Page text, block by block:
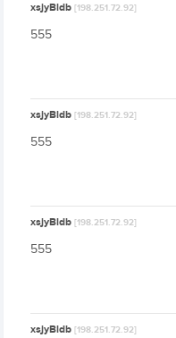
xsjyBldb[198.251.72.92]
555
xsjyBldb[198.251.72.92]
555
xsjyBldb[198.251.72.92]
555
xsjyBldb[198.251.72.92]